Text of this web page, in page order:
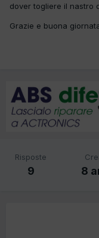
dover togliere il nastro
Grazie e buona
Risposte
9 8